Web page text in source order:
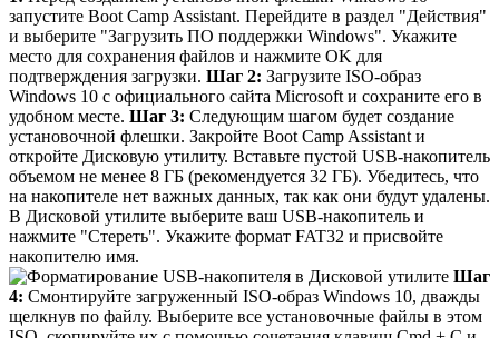
запустите Boot Camp Assistant. Перейдите в раздел "Действия"
и выберите "Загрузить ПО поддержки Windows". Укажите
место для сохранения файлов и нажмите OK для
подтверждения загрузки. Шаг 2: Загрузите ISO-образ
Windows 10 с официального сайта Microsoft и сохраните его в
удобном месте. Шаг 3: Следующим шагом будет создание
установочной флешки. Закройте Boot Camp Assistant и
откройте Дисковую утилиту. Вставьте пустой USB-накопитель
объемом не менее 8 ГБ (рекомендуется 32 ГБ). Убедитесь, что
на накопителе нет важных данных, так как они будут удалены.
В Дисковой утилите выберите ваш USB-накопитель и
нажмите "Стереть". Укажите формат FAT32 и присвойте
накопителю имя.
Шаг
4: Смонтируйте загруженный ISO-образ Windows 10, дважды
щелкнув по файлу. Выберите все установочные файлы в этом